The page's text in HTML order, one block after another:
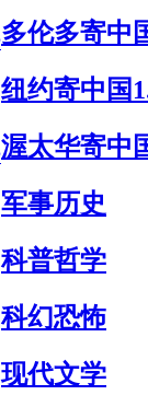
多伦多寄中
纽约寄中国
渥太华寄中
军事历史
科普哲学
科幻恐怖
现代文学